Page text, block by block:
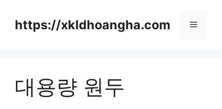
https://xkldhoangha.com 메
대용량 원두